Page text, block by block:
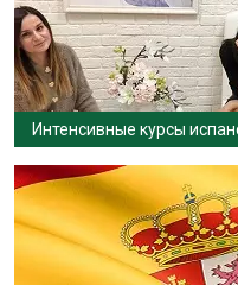
Интенсивные курсы